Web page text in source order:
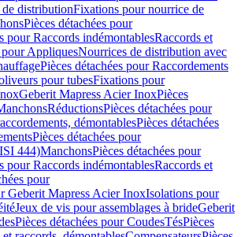
de distributionFixations pour nourrice de
Pièces détachées pour
pour Raccords indémontablesRaccords et
pour AppliquesNourrices de distribution avec
Pièces détachées pour Raccordements
pour tubesFixations pour
Geberit Mapress Acier InoxPièces
RéductionsPièces détachées pour
démontablesPièces détachées
Pièces détachées pour
444)ManchonsPièces détachées pour
pour Raccords indémontablesRaccords et
pour
Geberit Mapress Acier InoxIsolations pour
Jeux de vis pour assemblages à brideGeberit
Pièces détachées pour CoudesTésPièces